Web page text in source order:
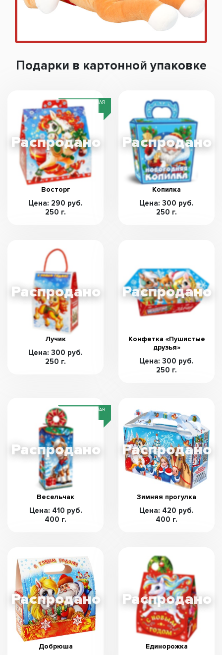
Подарки в картонной упаковке
СПЕЦИАЛЬНАЯ
ЦЕНА
Восторг
Цена: 290 руб.
250 г.
Копилка
Цена: 300 руб.
250 г.
Лучик
Цена: 300 руб.
250 г.
Конфетка «Пушистые
друзья»
Цена: 300 руб.
250 г.
СПЕЦИАЛЬНАЯ
Весельчак
Цена: 410 руб.
400 г.
Зимняя прогулка
Цена: 420 руб.
400 г.
Добрюша Единорожка